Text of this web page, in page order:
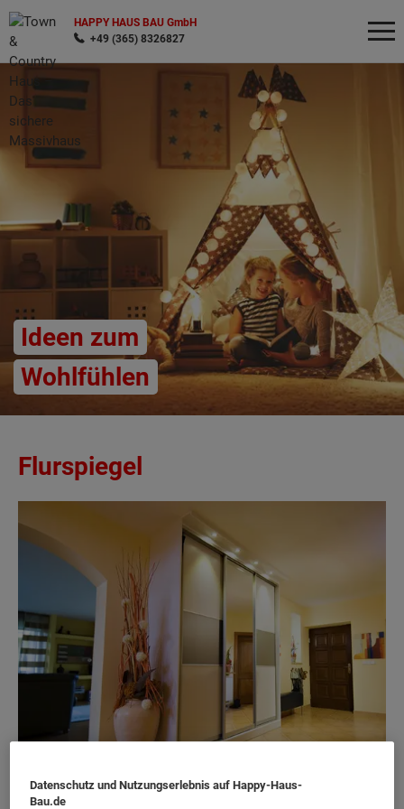
HAPPY HAUS BAU GmbH
+49 (365) 8326827
Ideen zum
Wohlfühlen
Flurspiegel
Wonach möchten Sie suchen?
Datenschutz und Nutzungserlebnis auf Happy-Haus-
Bau.de